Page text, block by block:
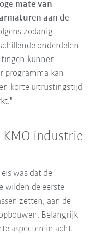
mate van
aan de
zodanig
onderdelen
kunnen
programma kan
korte uitrustingstijd
KMO industrie
was dat de
wilden de eerste
zetten, aan de
Belangrijk
aspecten in acht